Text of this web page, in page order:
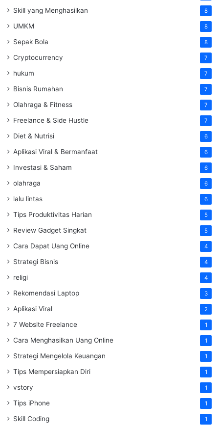
Skill yang Menghasilkan 8
UMKM 8
Sepak Bola 8
Cryptocurrency 7
hukum 7
Bisnis Rumahan 7
Olahraga & Fitness 7
Freelance & Side Hustle 7
Diet & Nutrisi 6
Aplikasi Viral & Bermanfaat 6
Investasi & Saham 6
olahraga 6
lalu lintas 6
Tips Produktivitas Harian 5
Review Gadget Singkat 5
Cara Dapat Uang Online 4
Strategi Bisnis 4
religi 4
Rekomendasi Laptop 3
Aplikasi Viral 2
7 Website Freelance 1
Cara Menghasilkan Uang Online 1
Strategi Mengelola Keuangan 1
Tips Mempersiapkan Diri 1
vstory 1
Tips iPhone 1
Skill Coding 1